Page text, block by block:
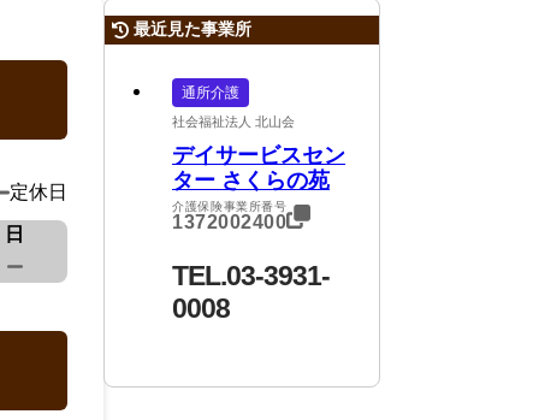
定休日
日
最近見た事業所
通所介護
社会福祉法人 北山会
デイサービスセン
ター さくらの苑
介護保険事業所番号
1372002400
TEL.03-3931-
0008